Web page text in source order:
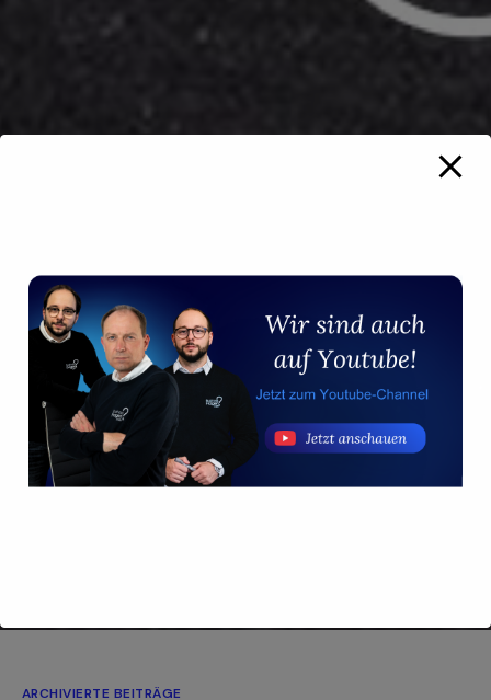
ARCHIVIERTE BEITRÄGE